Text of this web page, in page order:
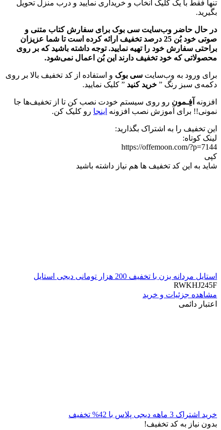
تنها فقط با یک کلیک انخاب و خریداری نمایید و درب منزل تحویل
بگیرید.
در حال حاضر وب‌سایت سی بوک برای سفارش کتاب‌ متنی و
صوتی خود بُن 25 درصد تخفیف ارائه کرده است تا شما عزیزان
براحتی سفارش خود را تهیه نمایید. توجه داشته باشید که بر روی
محصولاتی که خود تخفیف دارند این بُن اعمال نمی‌شود.
برای ورود به وب‌سایت سی بوک و استفاده از کد تخفیف بالا بر روی
دکمه‌ی سبز رنگ ” خرید کنید ” کلیک نمایید.
افزونه آفِـمون رو روی سیستم خودت نصب کن تا از تخفیف‌ها جا
نمونی!! برای آموزش نصب افزونه اینجا رو کلیک کن.
این تخفیف را به اشتراک بگذارید:
لینک کوتاه:
https://offemoon.com/?p=7144
کپی
شاید به این کد تخفیف ها هم نیاز داشته باشید
استایل مردانه بزن با تخفیف 200 هزار تومانی دیجی استایل
RWKHJ245F
مشاهده جزئیات و خرید
اعتبار دائمی
خرید اشتراک 3 ماهه دیجی پلاس با 42% تخفیف
بدون نیاز به کد تخفیف!